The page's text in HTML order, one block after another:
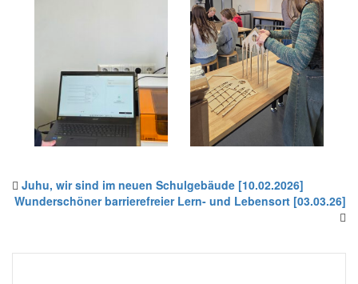
Juhu, wir sind im neuen Schulgebäude [10.02.2026]
Wunderschöner barrierefreier Lern- und Lebensort [03.03.26]